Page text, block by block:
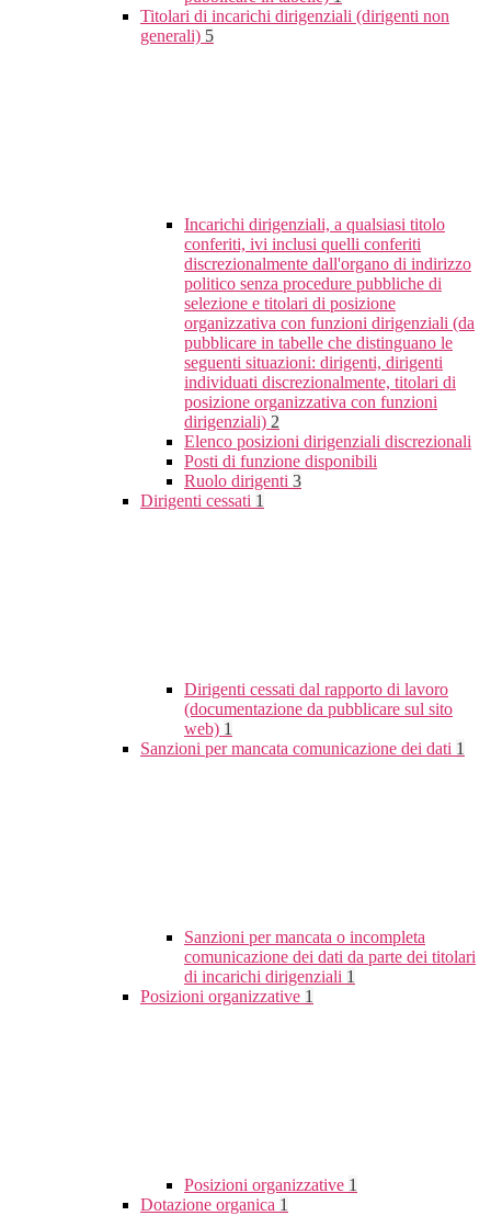
Titolari di incarichi dirigenziali (dirigenti non
generali) 5
Incarichi dirigenziali, a qualsiasi titolo
conferiti, ivi inclusi quelli conferiti
discrezionalmente dall'organo di indirizzo
politico senza procedure pubbliche di
selezione e titolari di posizione
organizzativa con funzioni dirigenziali (da
pubblicare in tabelle che distinguano le
seguenti situazioni: dirigenti, dirigenti
individuati discrezionalmente, titolari di
posizione organizzativa con funzioni
dirigenziali) 2
Elenco posizioni dirigenziali discrezionali
Posti di funzione disponibili
Ruolo dirigenti 3
Dirigenti cessati 1
Dirigenti cessati dal rapporto di lavoro
(documentazione da pubblicare sul sito
web) 1
Sanzioni per mancata comunicazione dei dati 1
Sanzioni per mancata o incompleta
comunicazione dei dati da parte dei titolari
di incarichi dirigenziali 1
Posizioni organizzative 1
Posizioni organizzative 1
Dotazione organica 1